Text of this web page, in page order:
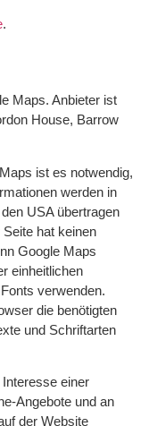
.
Maps. Anbieter ist
House, Barrow
ist es notwendig,
werden in
USA übertragen
hat keinen
Google Maps
einheitlichen
verwenden.
die benötigten
und Schriftarten
einer
Angebote und an
der Website